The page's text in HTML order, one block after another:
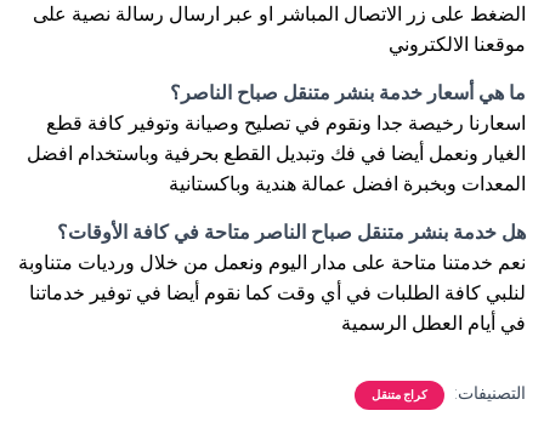
الضغط على زر الاتصال المباشر او عبر ارسال رسالة نصية على
موقعنا الالكتروني
ما هي أسعار خدمة بنشر متنقل صباح الناصر؟
اسعارنا رخيصة جدا ونقوم في تصليح وصيانة وتوفير كافة قطع
الغيار ونعمل أيضا في فك وتبديل القطع بحرفية وباستخدام افضل
المعدات وبخبرة افضل عمالة هندية وباكستانية
هل خدمة بنشر متنقل صباح الناصر متاحة في كافة الأوقات؟
نعم خدمتنا متاحة على مدار اليوم ونعمل من خلال ورديات متناوبة
لنلبي كافة الطلبات في أي وقت كما نقوم أيضا في توفير خدماتنا
في أيام العطل الرسمية
التصنيفات: كراج متنقل